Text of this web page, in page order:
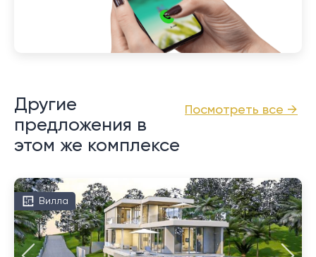
Посмотреть все →
Другие
предложения в
этом же комплексе
Вилла